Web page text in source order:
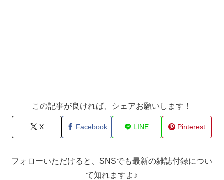
この記事が良ければ、シェアお願いします！
X Facebook LINE Pinterest
フォローいただけると、SNSでも最新の雑誌付録につい
て知れますよ♪